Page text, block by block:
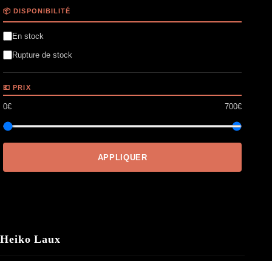
Heiko Laux
📦 DISPONIBILITÉ
En stock
Rupture de stock
💶 PRIX
0€ 700€
APPLIQUER